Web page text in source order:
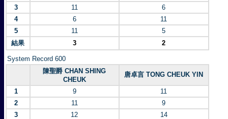
3
11
6
4
6
11
5
11
5
結果
3 2
System Record 600
陳聖爵 CHAN SHING
CHEUK
唐卓言 TONG CHEUK YIN
1 9
11
2
11
9
3
12
14